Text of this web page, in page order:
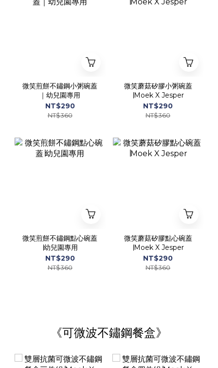
微笑煎餅不鏽鋼小粥碗蓋
｜幼兒園專用
NT$290
NT$360
微笑蘑菇矽膠小粥碗蓋
∣Moek X Jesper
NT$290
NT$360
微笑煎餅不鏽鋼點心碗蓋
∣幼兒園專用
NT$290
NT$360
微笑蘑菇矽膠點心碗蓋
∣Moek X Jesper
NT$290
NT$360
《可微波不鏽鋼餐盒》